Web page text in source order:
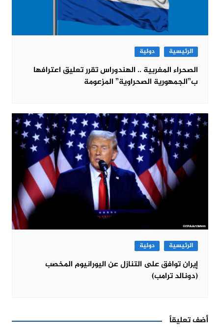
الرئيسية دولية
الصحراء المغربية .. الهندوراس تقرر تعليق اعترافها
ب”الجمهورية الصحراوية” المزعومة
الرئيسية دولية
إيران توافق على التنازل عن اليورانيوم المخصب
(دونالد ترامب)
أضف تعليقاً